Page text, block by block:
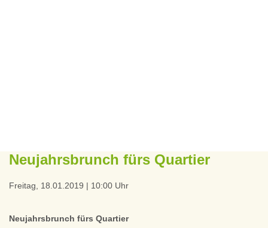
Neujahrsbrunch fürs Quartier
Freitag, 18.01.2019 | 10:00 Uhr
Neujahrsbrunch fürs Quartier